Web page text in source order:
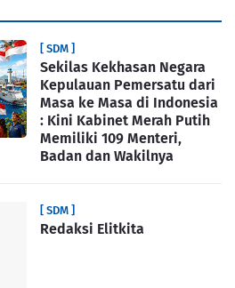
[ SDM ]
Sekilas Kekhasan Negara
Kepulauan Pemersatu dari
Masa ke Masa di Indonesia
: Kini Kabinet Merah Putih
Memiliki 109 Menteri,
Badan dan Wakilnya
[ SDM ]
Redaksi Elitkita